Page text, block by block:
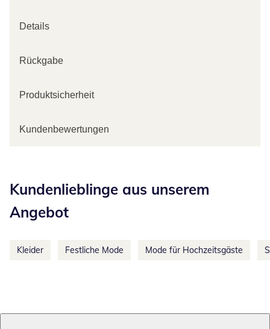
Details
Rückgabe
Produktsicherheit
Kundenbewertungen
Kundenlieblinge aus unserem
Angebot
Kleider Festliche Mode Mode für Hochzeitsgäste